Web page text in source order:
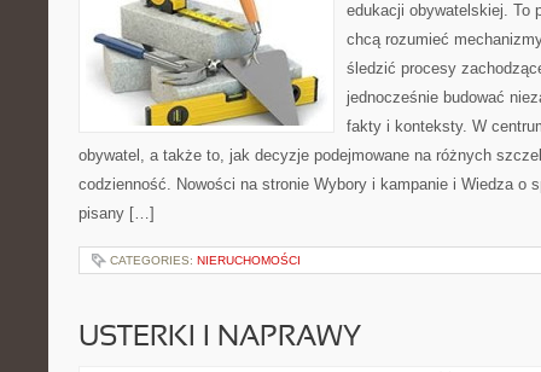
edukacji obywatelskiej. To
chcą rozumieć
śledzić procesy
jednocześnie budować
fakty i konteksty. W
obywatel, a także to, jak decyzje podejmowane na różnych
codzienność. Nowości na stronie Wybory i kampanie i Wiedza o
pisany […]
CATEGORIES: NIERUCHOMOŚCI
USTERKI I NAPRAWY